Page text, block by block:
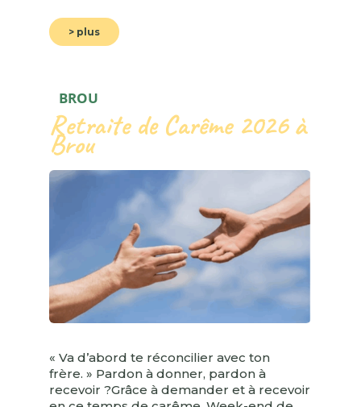
> plus
BROU
Retraite de Carême 2026 à
Brou
« Va d’abord te réconcilier avec ton
frère. » Pardon à donner, pardon à
recevoir ?Grâce à demander et à recevoir